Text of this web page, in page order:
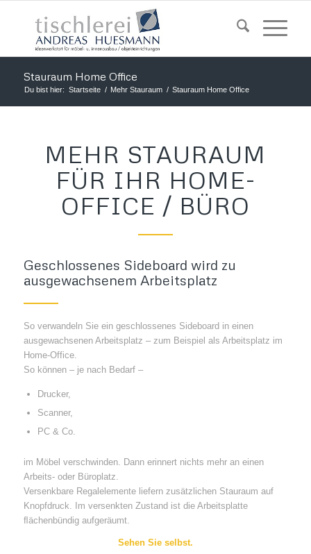
Stauraum Home Office
Du bist hier: Startseite / Mehr Stauraum / Stauraum Home Office
MEHR STAURAUM
FÜR IHR HOME-
OFFICE / BÜRO
Geschlossenes Sideboard wird zu
ausgewachsenem Arbeitsplatz
So verwandeln Sie ein geschlossenes Sideboard in einen
ausgewachsenen Arbeitsplatz – zum Beispiel als Arbeitsplatz im
Home-Office.
So können – je nach Bedarf –
Drucker,
Scanner,
PC & Co.
im Möbel verschwinden. Dann erinnert nichts mehr an einen
Arbeits- oder Büroplatz.
Versenkbare Regalelemente liefern zusätzlichen Stauraum auf
Knopfdruck. Im versenkten Zustand ist die Arbeitsplatte
ﬂächenbündig aufgeräumt.
Sehen Sie selbst.